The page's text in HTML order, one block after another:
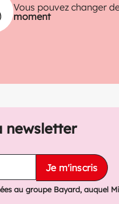
Vous pouvez changer
moment
newsletter
Je m'inscris
au groupe Bayard, auquel